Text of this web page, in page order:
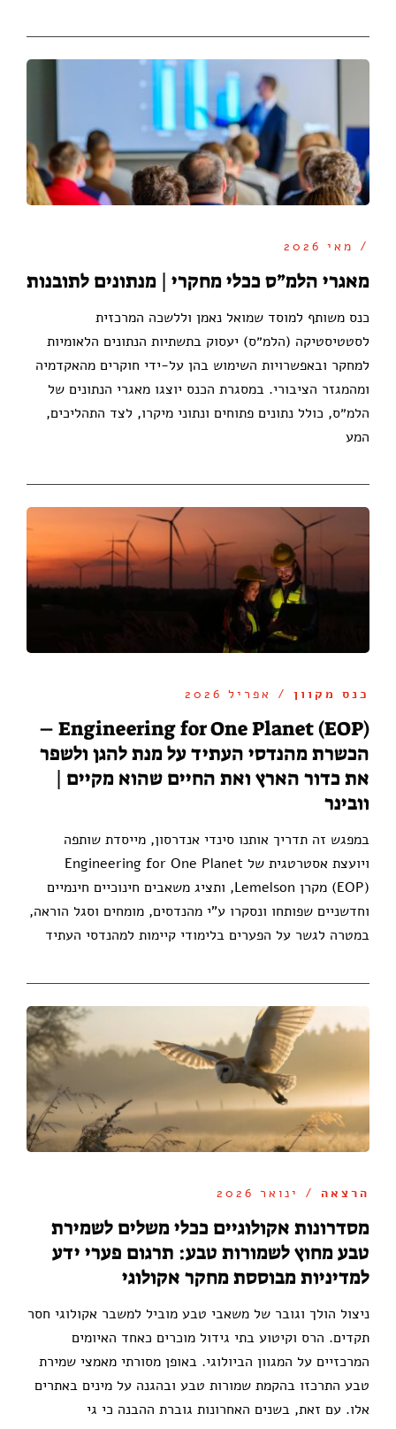
/ מאי 2026
מאגרי הלמ״ס ככלי מחקרי | מנתונים לתובנות
כנס משותף למוסד שמואל נאמן וללשכה המרכזית
לסטטיסטיקה (הלמ״ס) יעסוק בתשתיות הנתונים הלאומיות
למחקר ובאפשרויות השימוש בהן על-ידי חוקרים מהאקדמיה
ומהמגזר הציבורי. במסגרת הכנס יוצגו מאגרי הנתונים של
הלמ״ס, כולל נתונים פתוחים ונתוני מיקרו, לצד התהליכים,
המע
כנס מקוון / אפריל 2026
Engineering for One Planet (EOP) –
הכשרת מהנדסי העתיד על מנת להגן ולשפר
את כדור הארץ ואת החיים שהוא מקיים |
וובינר
במפגש זה תדריך אותנו סינדי אנדרסון, מייסדת שותפה
ויועצת אסטרטגית של Engineering for One Planet
(EOP) מקרן Lemelson, ותציג משאבים חינוכיים חינמיים
וחדשניים שפותחו ונסקרו ע"י מהנדסים, מומחים וסגל הוראה,
במטרה לגשר על הפערים בלימודי קיימות למהנדסי העתיד
הרצאה / ינואר 2026
מסדרונות אקולוגיים ככלי משלים לשמירת
טבע מחוץ לשמורות טבע: תרגום פערי ידע
למדיניות מבוססת מחקר אקולוגי
ניצול הולך וגובר של משאבי טבע מוביל למשבר אקולוגי חסר
תקדים. הרס וקיטוע בתי גידול מוכרים כאחד האיומים
המרכזיים על המגוון הביולוגי. באופן מסורתי מאמצי שמירת
טבע התרכזו בהקמת שמורות טבע ובהגנה על מינים באתרים
אלו. עם זאת, בשנים האחרונות גוברת ההבנה כי גי